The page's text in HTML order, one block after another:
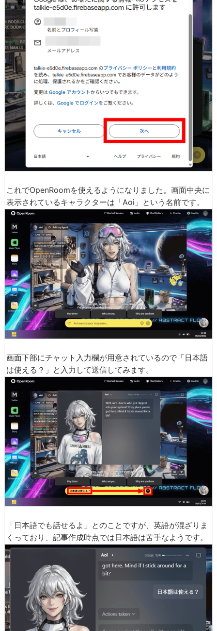
これでOpenRoomを使えるようになりました。画面中央に
表示されているキャラクターは「Aoi」という名前です。
画面下部にチャット入力欄が用意されているので「日本語
は使える？」と入力して送信してみます。
「日本語でも話せるよ」とのことですが、英語が混ざりま
くっており、記事作成時点では日本語は苦手なようです。